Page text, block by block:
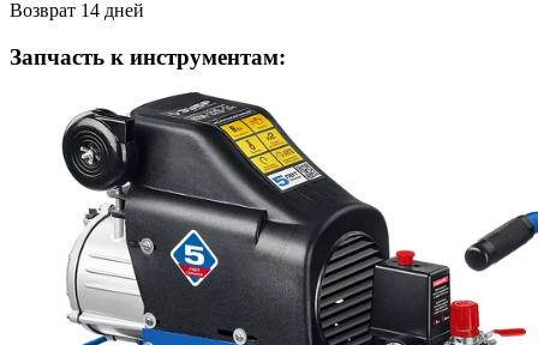
Возврат 14 дней
Запчасть к инструментам: